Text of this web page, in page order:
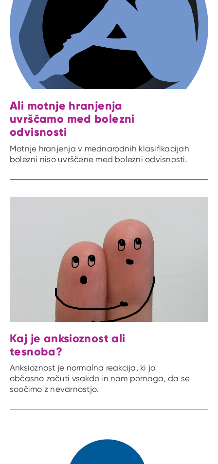
Ali motnje hranjenja
uvrščamo med bolezni
odvisnosti
Motnje hranjenja v mednarodnih klasifikacijah
bolezni niso uvrščene med bolezni odvisnosti.
Kaj je anksioznost ali
tesnoba?
Anksioznost je normalna reakcija, ki jo
občasno začuti vsakdo in nam pomaga, da se
soočimo z nevarnostjo.